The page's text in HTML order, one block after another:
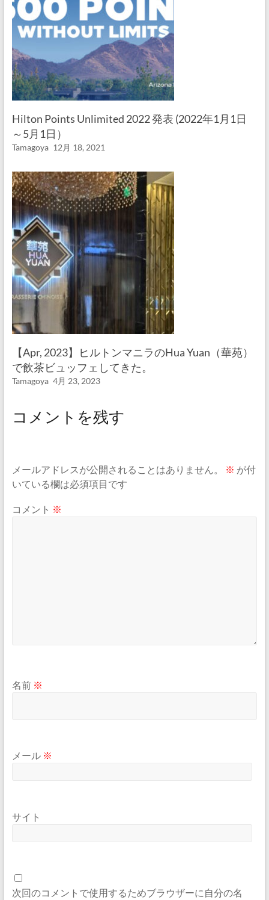
Hilton Points Unlimited 2022 発表 (2022年1月1日
～5月1日）
Tamagoya 12月 18, 2021
【Apr, 2023】ヒルトンマニラのHua Yuan（華苑）
で飲茶ビュッフェしてきた。
Tamagoya 4月 23, 2023
コメントを残す
メールアドレスが公開されることはありません。 ※ が付
いている欄は必須項目です
コメント ※
名前 ※
メール ※
サイト
次回のコメントで使用するためブラウザーに自分の名